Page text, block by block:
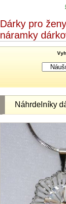
Dárky pro
náramky
Náhrdelníky